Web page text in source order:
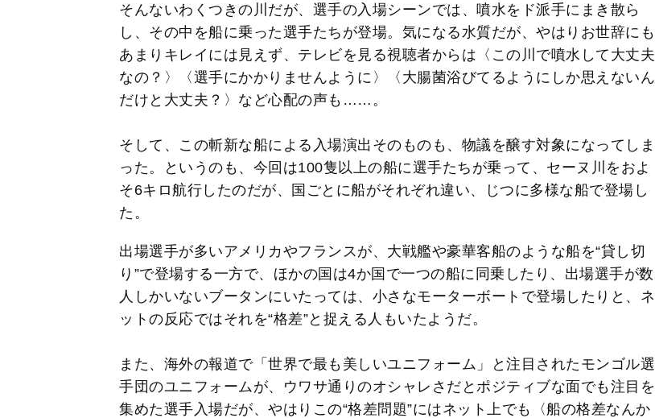
そんないわくつきの川だが、選手の入場シーンでは、噴水をド派手にまき散ら
し、その中を船に乗った選手たちが登場。気になる水質だが、やはりお世辞にも
あまりキレイには見えず、テレビを見る視聴者からは〈この川で噴水して大丈夫
なの？〉〈選手にかかりませんように〉〈大腸菌浴びてるようにしか思えないん
だけと大丈夫？〉など心配の声も……。
そして、この斬新な船による入場演出そのものも、物議を醸す対象になってしま
った。というのも、今回は100隻以上の船に選手たちが乗って、セーヌ川をおよ
そ6キロ航行したのだが、国ごとに船がそれぞれ違い、じつに多様な船で登場し
た。
出場選手が多いアメリカやフランスが、大戦艦や豪華客船のような船を“貸し切
り”で登場する一方で、ほかの国は4か国で一つの船に同乗したり、出場選手が数
人しかいないブータンにいたっては、小さなモーターボートで登場したりと、ネ
ットの反応ではそれを“格差”と捉える人もいたようだ。
また、海外の報道で「世界で最も美しいユニフォーム」と注目されたモンゴル選
手団のユニフォームが、ウワサ通りのオシャレさだとポジティブな面でも注目を
集めた選手入場だが、やはりこの“格差問題”にはネット上でも〈船の格差なんか